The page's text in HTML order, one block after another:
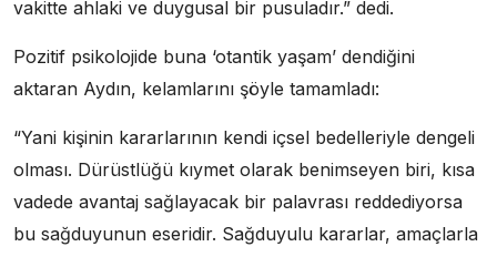
vakitte ahlaki ve duygusal bir pusuladır.” dedi.
Pozitif psikolojide buna ‘otantik yaşam’ dendiğini
aktaran Aydın, kelamlarını şöyle tamamladı:
“Yani kişinin kararlarının kendi içsel bedelleriyle dengeli
olması. Dürüstlüğü kıymet olarak benimseyen biri, kısa
vadede avantaj sağlayacak bir palavrası reddediyorsa
bu sağduyunun eseridir. Sağduyulu kararlar, amaçlarla